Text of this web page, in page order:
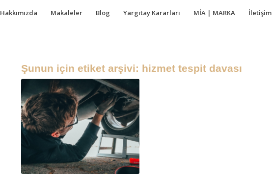
Hakkımızda Makaleler Blog Yargıtay Kararları MİA | MARKA İletişim
Şunun için etiket arşivi: hizmet tespit davası